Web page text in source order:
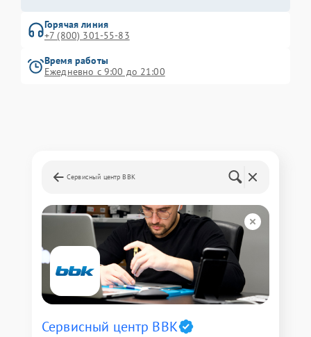
Горячая линия
+7 (800) 301-55-83
Время работы
Ежедневно с 9:00 до 21:00
Сервисный центр BBK
Сервисный центр BBK